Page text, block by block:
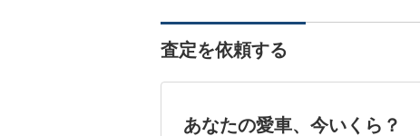
査定を依頼する
あなたの愛車、今いくら？